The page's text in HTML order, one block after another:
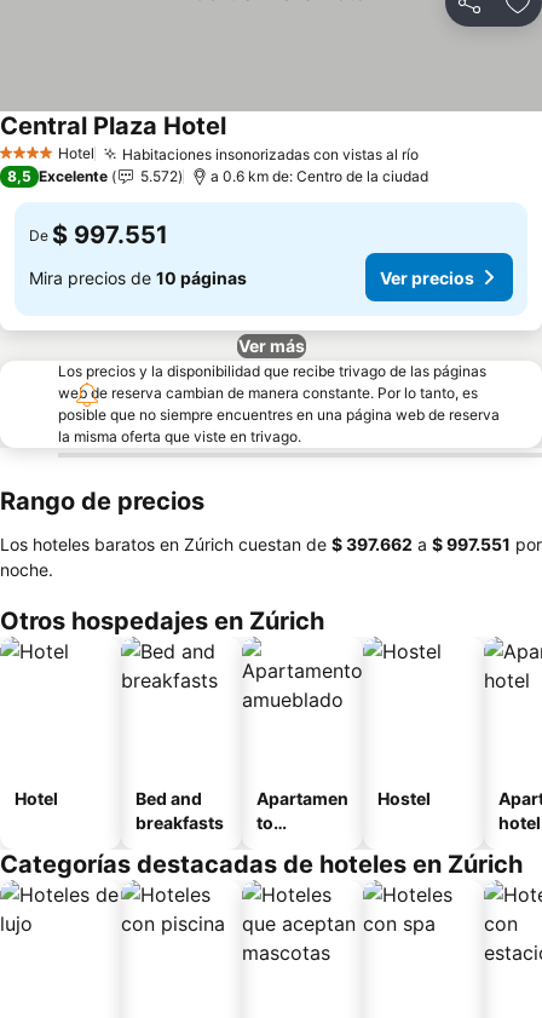
Compartir
4 EstrellasHotel Habitaciones insonorizadas con vistas al ríoVer precios
Central Plaza HotelVer precios
8,5 Excelente 5.572 a 0.6 km de: Centro de la ciudad
De $ 997.551
Mira precios de 10 páginas Ver precios
Ver más
Los precios y la disponibilidad que recibe trivago de las páginas
web de reserva cambian de manera constante. Por lo tanto, es
posible que no siempre encuentres en una página web de reserva
la misma oferta que viste en trivago.
Rango de precios
Los hoteles baratos en Zúrich cuestan de ‎$ 397.662 a ‎$ 997.551 por
noche.
Otros hospedajes en Zúrich
Hotel
Bed and
breakfasts
Apartamen
to
o
Hostel
hotel
Categorías destacadas de hoteles en Zúrich